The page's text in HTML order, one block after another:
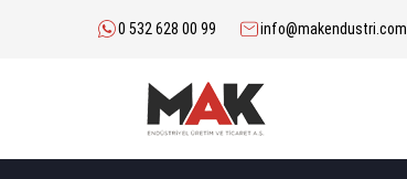
0 532 628 00 99 info@makendustri.com